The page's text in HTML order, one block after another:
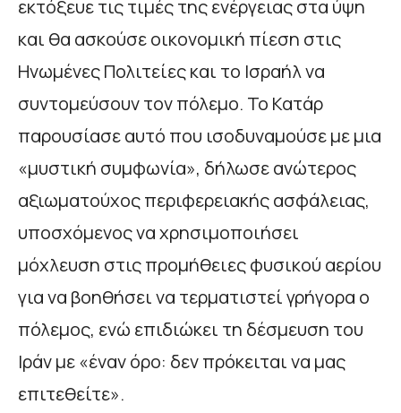
εκτόξευε τις τιμές της ενέργειας στα ύψη
και θα ασκούσε οικονομική πίεση στις
Ηνωμένες Πολιτείες και το Ισραήλ να
συντομεύσουν τον πόλεμο. Το Κατάρ
παρουσίασε αυτό που ισοδυναμούσε με μια
«μυστική συμφωνία», δήλωσε ανώτερος
αξιωματούχος περιφερειακής ασφάλειας,
υποσχόμενος να χρησιμοποιήσει
μόχλευση στις προμήθειες φυσικού αερίου
για να βοηθήσει να τερματιστεί γρήγορα ο
πόλεμος, ενώ επιδιώκει τη δέσμευση του
Ιράν με «έναν όρο: δεν πρόκειται να μας
επιτεθείτε».